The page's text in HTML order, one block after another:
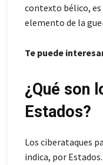
contexto bélico, es
elemento de la
Te puede
¿Qué son
Estados?
Los ciberataques
indica, por